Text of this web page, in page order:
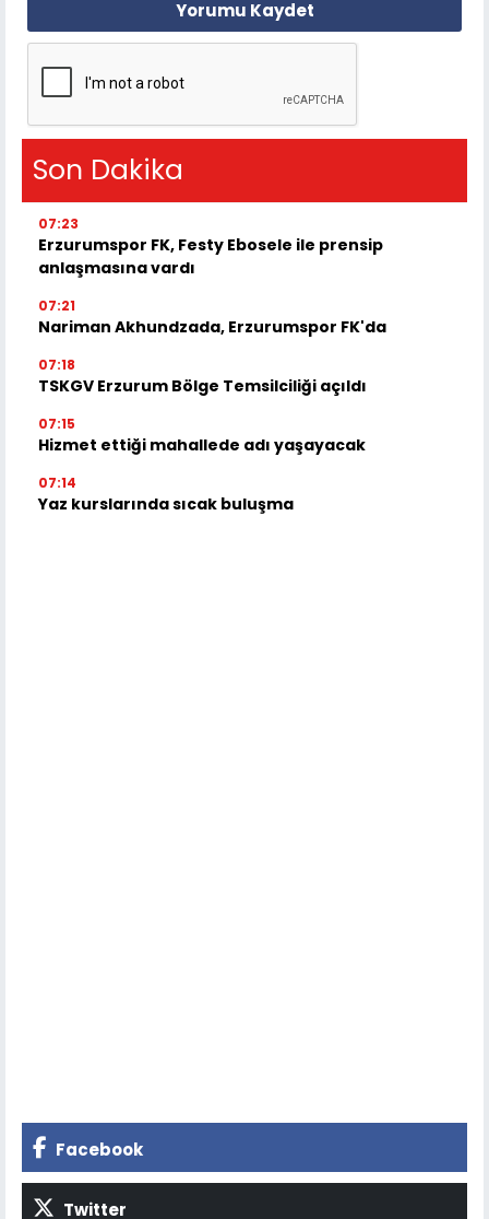
Yorumu Kaydet
Son Dakika
07:23
Erzurumspor FK, Festy Ebosele ile prensip
anlaşmasına vardı
07:21
Nariman Akhundzada, Erzurumspor FK'da
07:18
TSKGV Erzurum Bölge Temsilciliği açıldı
07:15
Hizmet ettiği mahallede adı yaşayacak
07:14
Yaz kurslarında sıcak buluşma
Facebook
Twitter